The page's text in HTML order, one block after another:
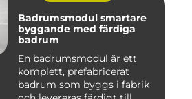
Badrumsmodul smartare
byggande med färdiga
badrum
En badrumsmodul är ett
komplett, prefabricerat
badrum som byggs i fabrik